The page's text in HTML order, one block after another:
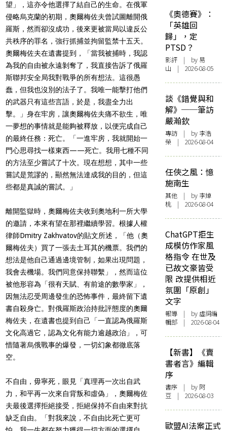
望」，這亦令他選擇了結自己的生命。在俄軍
侵略烏克蘭的初期，奧爾梅佐夫曾試圖離開俄
羅斯，然而卻沒成功，後來更被當局以違反公
共秩序的罪名，強行抓捕並拘留監禁十五天。
奧爾梅佐夫在遺書提到，「當我被捕時，我認
為我的自由被永遠剝奪了，我直接告訴了俄羅
斯聯邦安全局我對戰爭的所有想法。這很愚
蠢，但我也沒別的法子了。我唯一能擊打他們
的武器只有這些言語，於是，我盡全力出
擊。」身在牢房，讓奧爾梅佐夫痛不欲生，唯
一夢想的事情就是能夠被釋放，以便完成自己
的最終任務：死亡。「一進牢房，我就開始一
門心思尋找一樣東西——死亡。我用七種不同
的方法至少嘗試了十次。現在想想，其中一些
嘗試是荒謬的，顯然無法達成我的目的，但這
些都是真誠的嘗試。」
離開監獄時，奧爾梅佐夫收到奧地利一所大學
的邀請，本來有望在那裡繼續學習。根據人權
律師Dmitry Zakhvatov的貼文所述，「他（奧
爾梅佐夫）買了一張去土耳其的機票。我們的
想法是他自己通過邊境管制，如果出現問題，
我會去機場。我們同意保持聯繫」，然而這位
被他形容為「很有天賦、有前途的數學家」，
因無法忍受周邊發生的恐怖事件，最終留下遺
書自殺身亡。對俄羅斯政治持批評態度的奧爾
梅佐夫，在遺書也提到自己「一直認為俄羅斯
文化高過它，認為文化有能力逾越政治」，可
惜隨著烏俄戰事的爆發，一切幻象都徹底落
空。
不自由，毋寧死，眼見「真理再一次出自武
力，和平再一次來自背叛和虛偽」，奧爾梅佐
夫最後選擇拒絕接受，拒絕保持不自由來對抗
缺乏自由。「對我來說，不自由比死亡更可
《奧德賽》：
「英雄回
歸」，定
PTSD？
影評 | by 易
山 | 2026-08-05
談《錯覺與和
解》──筆訪
嚴瀚欽
專訪 | by 李浩
榮 | 2026-08-04
任俠之風：憶
施南生
其他 | by 李焯
桃 | 2026-08-04
ChatGPT拒生
成模仿作家風
格指令 在世及
已故文豪皆受
限 改提供相近
氛圍「原創」
文字
報導 | by 虛詞編
輯部 | 2026-08-04
【新書】《賣
書者言》編輯
序
書序 | by 阿
豆 | 2026-08-03
歐盟AI法案正式